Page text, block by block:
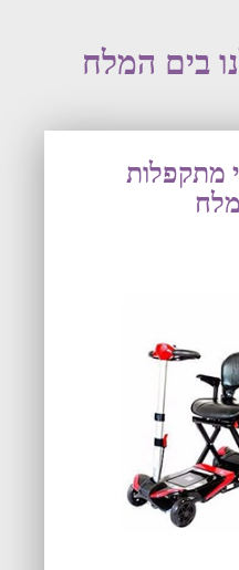
בים המלח
מתקפלות